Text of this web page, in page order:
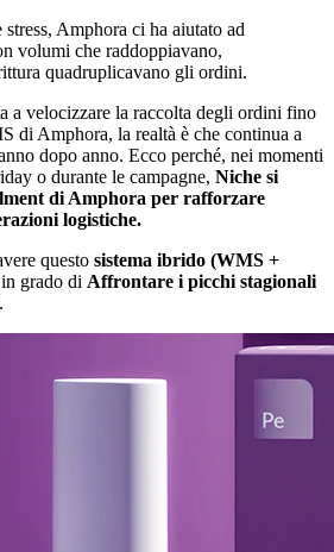
Amphora ci ha aiutato ad
volumi che raddoppiavano,
quadruplicavano gli ordini.
a velocizzare la raccolta degli ordini fino
di Amphora, la realtà è che continua a
dopo anno. Ecco perché, nei momenti
o durante le campagne, Niche si
di Amphora per rafforzare
logistiche.
questo sistema ibrido (WMS +
grado di Affrontare i picchi stagionali